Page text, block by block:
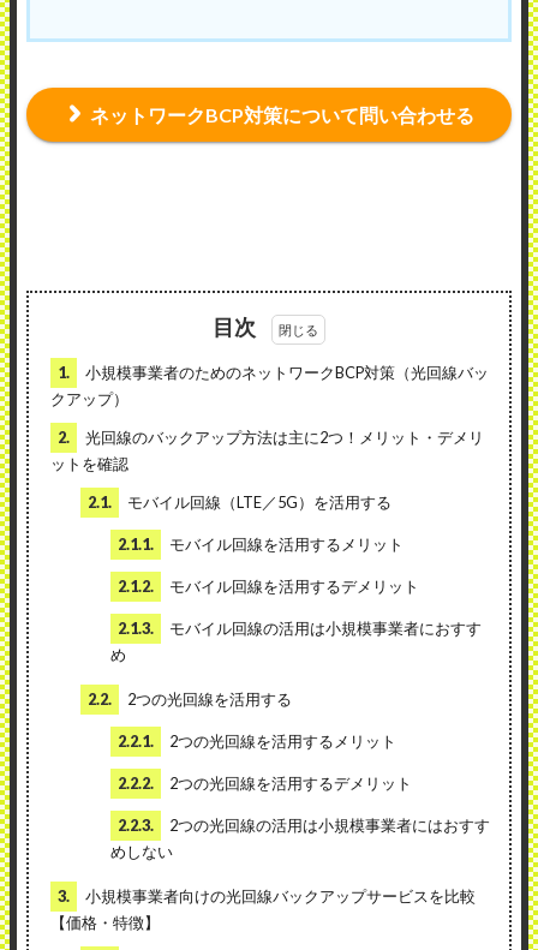
ネットワークBCP対策について問い合わせる
目次
1.
小規模事業者のためのネットワークBCP対策（光回線バッ
クアップ）
2.
光回線のバックアップ方法は主に2つ！メリット・デメリ
ットを確認
2.1.
モバイル回線（LTE／5G）を活用する
2.1.1. モバイル回線を活用するメリット
2.1.2. モバイル回線を活用するデメリット
2.1.3.
モバイル回線の活用は小規模事業者におすす
め
2.2. 2つの光回線を活用する
2.2.1. 2つの光回線を活用するメリット
2.2.2. 2つの光回線を活用するデメリット
2.2.3.
2つの光回線の活用は小規模事業者にはおすす
めしない
3.
小規模事業者向けの光回線バックアップサービスを比較
【価格・特徴】